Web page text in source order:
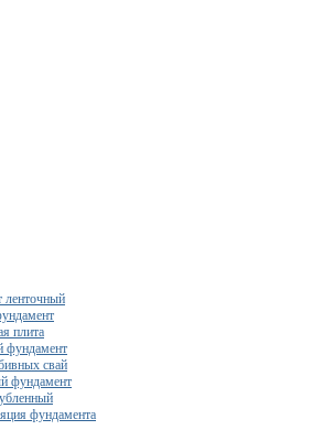
ленточный
плита
фундамент
свай
фундамент
фундамента